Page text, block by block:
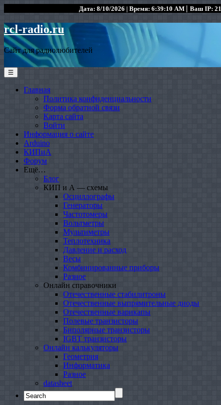
Дата: 8/10/2026 | Время: 6:39:10 AM | Ваш IP:
rcl-radio.ru
Сайт для радиолюбителей
☰
Главная
Политика конфиденциальности
Форма обратной связи
Карта сайта
Войти
Информация о сайте
Arduino
КИПиА
Форум
Ещё…
Блог
КИП и А — схемы
Осциллографы
Генераторы
Частотомеры
Вольтметры
Мультиметры
Теплотехника
Давление и расход
Весы
Комбинированные приборы
Разное
Онлайн справочники
Отечественные стабилитроны
Отечественные выпрямительные диоды
Отечественные варикапы
Полевые транзисторы
Биполярные транзисторы
IGBT транзисторы
Онлайн калькуляторы
Геометрия
Информатика
Разное
datasheet
Search
for: